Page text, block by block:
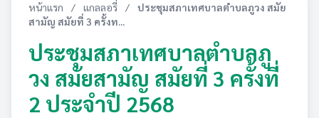
หน้าแรก / แกลลอรี่ /
ประชุมสภาเทศบาลตำบลภูวง สมัย
สามัญ สมัยที่ 3 ครั้งท...
ประชุมสภาเทศบาลตำบลภู
วง สมัยสามัญ สมัยที่ 3 ครั้งที่
2 ประจำปี 2568